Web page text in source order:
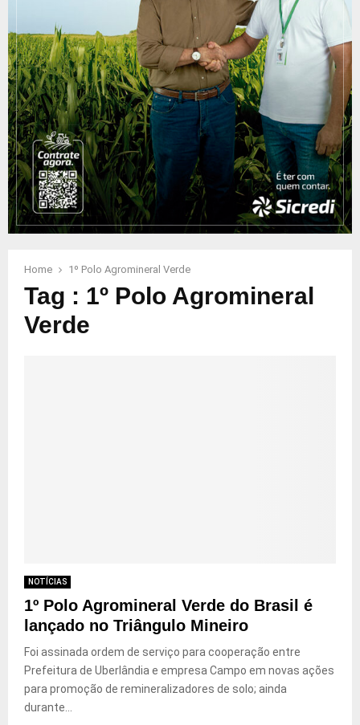
Home 1º Polo Agromineral Verde
Tag : 1º Polo Agromineral
Verde
NOTÍCIAS
1º Polo Agromineral Verde do Brasil é
lançado no Triângulo Mineiro
Foi assinada ordem de serviço para cooperação entre
Prefeitura de Uberlândia e empresa Campo em novas ações
para promoção de remineralizadores de solo; ainda
durante...